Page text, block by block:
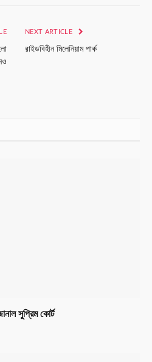
NEXT ARTICLE
রাইডবিহীন মিলেনিয়াম পার্ক
সুপ্রিম কোর্ট